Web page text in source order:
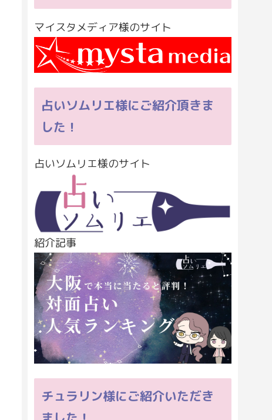
マイスタメディア様のサイト
占いソムリエ様にご紹介頂きま
した！
占いソムリエ様のサイト
紹介記事
チュラリン様にご紹介いただき